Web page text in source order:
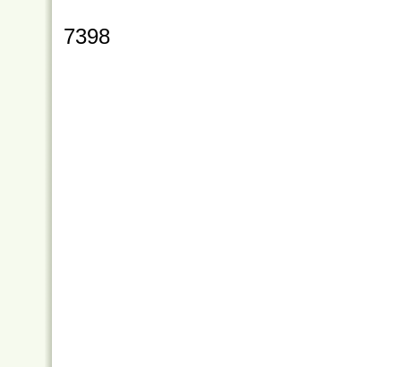
7398